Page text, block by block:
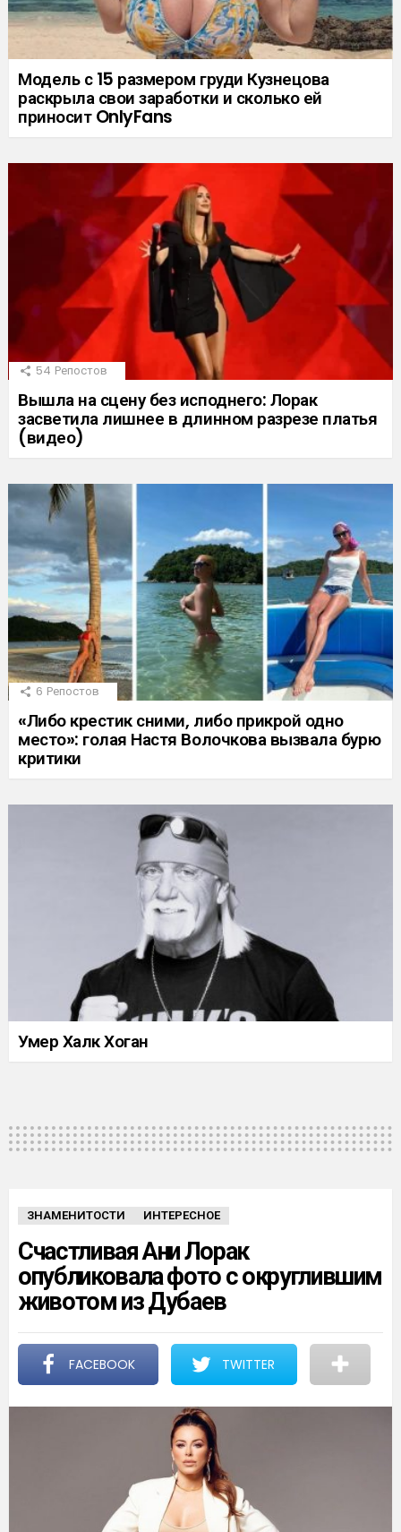
Модель с 15 размером груди Кузнецова
раскрыла свои заработки и сколько ей
приносит OnlyFans
54 Репостов
Вышла на сцену без исподнего: Лорак
засветила лишнее в длинном разрезе платья
(видео)
6 Репостов
«Либо крестик сними, либо прикрой одно
место»: голая Настя Волочкова вызвала бурю
критики
Умер Халк Хоган
ЗНАМЕНИТОСТИ ИНТЕРЕСНОЕ
Счастливая Ани Лорак
опубликовала фото с округлившим
животом из Дубаев
FACEBOOK TWITTER